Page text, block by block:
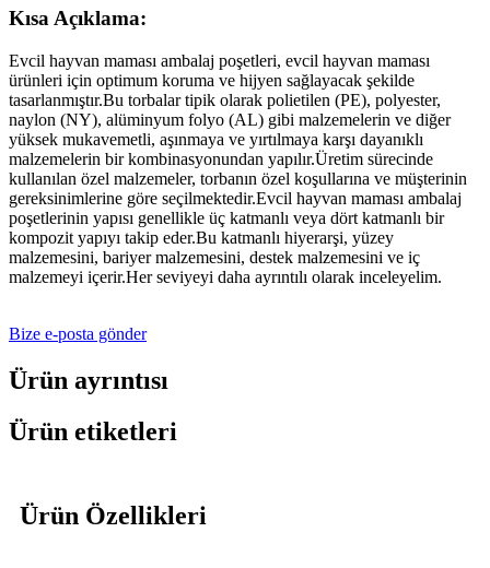
Kısa Açıklama:
Evcil hayvan maması ambalaj poşetleri, evcil hayvan maması
ürünleri için optimum koruma ve hijyen sağlayacak şekilde
tasarlanmıştır.Bu torbalar tipik olarak polietilen (PE), polyester,
naylon (NY), alüminyum folyo (AL) gibi malzemelerin ve diğer
yüksek mukavemetli, aşınmaya ve yırtılmaya karşı dayanıklı
malzemelerin bir kombinasyonundan yapılır.Üretim sürecinde
kullanılan özel malzemeler, torbanın özel koşullarına ve müşterinin
gereksinimlerine göre seçilmektedir.Evcil hayvan maması ambalaj
poşetlerinin yapısı genellikle üç katmanlı veya dört katmanlı bir
kompozit yapıyı takip eder.Bu katmanlı hiyerarşi, yüzey
malzemesini, bariyer malzemesini, destek malzemesini ve iç
malzemeyi içerir.Her seviyeyi daha ayrıntılı olarak inceleyelim.
Bize e-posta gönder
Ürün ayrıntısı
Ürün etiketleri
Ürün Özellikleri